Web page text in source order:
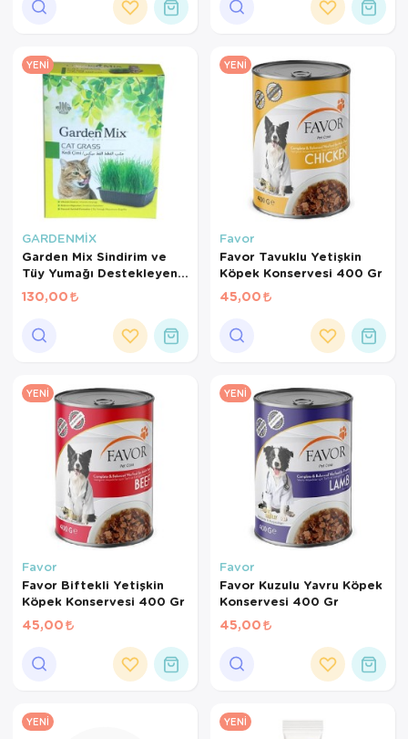
YENI
GARDENMİX
Garden Mix Sindirim ve
Tüy Yumağı Destekleyen
Kedi Çimi
130,00
YENI
Favor
Favor Tavuklu Yetişkin
Köpek Konservesi 400 Gr
45,00
YENI
Favor
Favor Biftekli Yetişkin
Köpek Konservesi 400 Gr
45,00
YENI
Favor
Favor Kuzulu Yavru Köpek
Konservesi 400 Gr
45,00
YENI YENI